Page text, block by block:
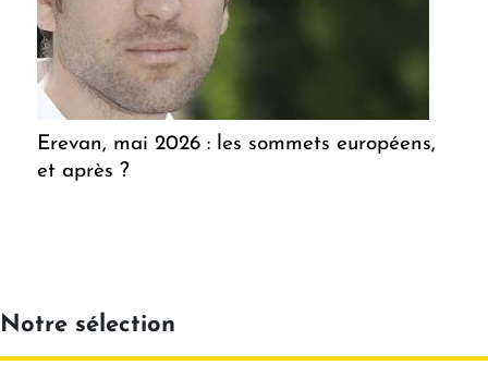
Erevan, mai 2026 : les sommets européens,
et après ?
Notre sélection